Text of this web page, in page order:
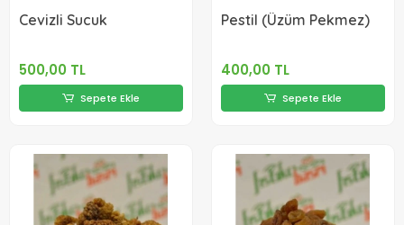
Cevizli Sucuk
500,00 TL
Sepete Ekle
Pestil (Üzüm Pekmez)
400,00 TL
Sepete Ekle